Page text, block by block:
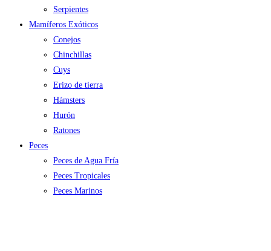
Serpientes
Mamíferos Exóticos
Conejos
Chinchillas
Cuys
Erizo de tierra
Hámsters
Hurón
Ratones
Peces
Peces de Agua Fría
Peces Tropicales
Peces Marinos